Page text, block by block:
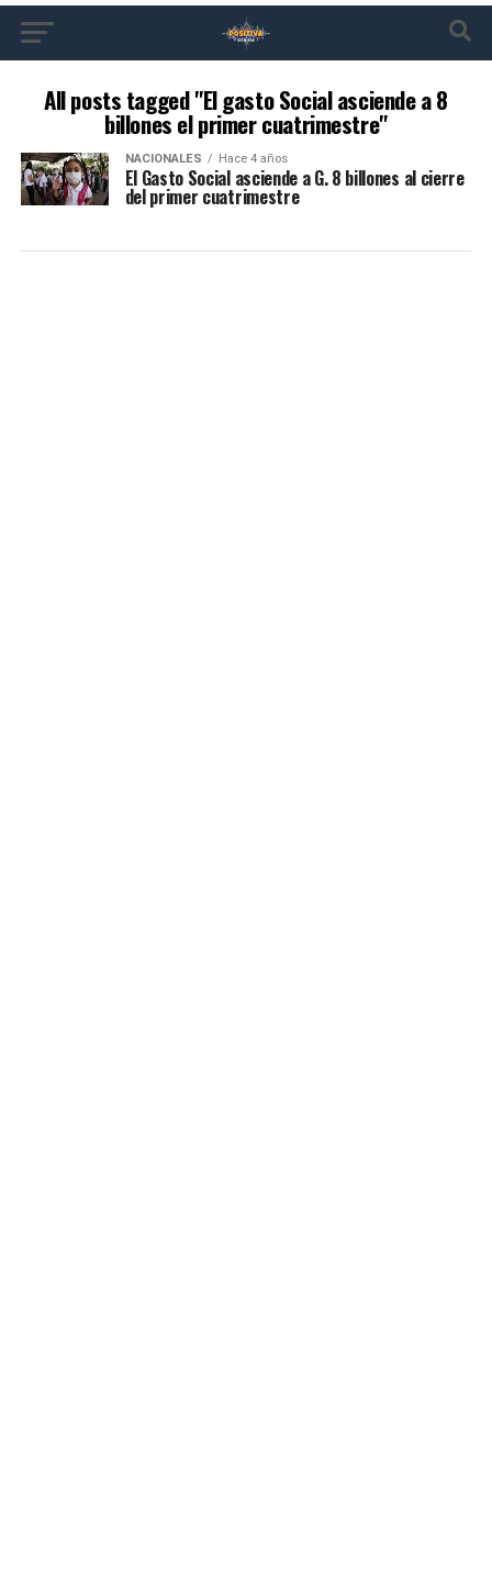
All posts tagged "El gasto Social asciende a 8
billones el primer cuatrimestre"
NACIONALES Hace 4 años
El Gasto Social asciende a G. 8 billones al cierre
del primer cuatrimestre